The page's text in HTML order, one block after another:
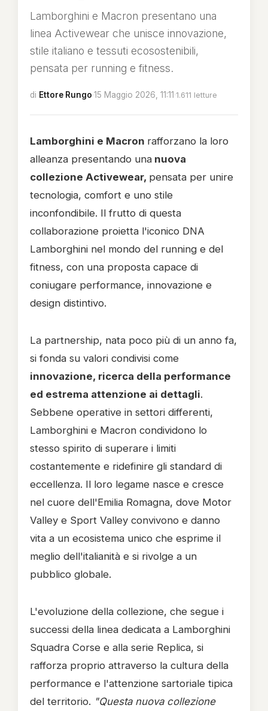
Lamborghini e Macron presentano una
linea Activewear che unisce innovazione,
stile italiano e tessuti ecosostenibili,
pensata per running e fitness.
di Ettore Rungo·15 Maggio 2026, 11:11·1.611 letture
Lamborghini e Macron rafforzano la loro
alleanza presentando una nuova
collezione Activewear, pensata per unire
tecnologia, comfort e uno stile
inconfondibile. Il frutto di questa
collaborazione proietta l'iconico DNA
Lamborghini nel mondo del running e del
fitness, con una proposta capace di
coniugare performance, innovazione e
design distintivo.
La partnership, nata poco più di un anno fa,
si fonda su valori condivisi come
innovazione, ricerca della performance
ed estrema attenzione ai dettagli.
Sebbene operative in settori differenti,
Lamborghini e Macron condividono lo
stesso spirito di superare i limiti
costantemente e ridefinire gli standard di
eccellenza. Il loro legame nasce e cresce
nel cuore dell'Emilia Romagna, dove Motor
Valley e Sport Valley convivono e danno
vita a un ecosistema unico che esprime il
meglio dell'italianità e si rivolge a un
pubblico globale.
L'evoluzione della collezione, che segue i
successi della linea dedicata a Lamborghini
Squadra Corse e alla serie Replica, si
rafforza proprio attraverso la cultura della
performance e l'attenzione sartoriale tipica
del territorio. "Questa nuova collezione